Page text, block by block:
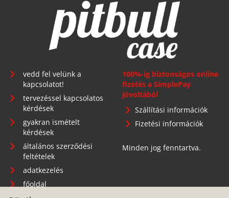
vedd fel velünk a
kapcsolatot!
tervezéssel kapcsolatos
kérdések
gyakran ismételt
kérdések
általános szerződési
feltételek
adatkezelés
főoldal
100%-ig biztonságos online
fizetés a SimplePay
jóvoltából
Szállítási információk
Fizetési információk
Minden jog fenntartva.